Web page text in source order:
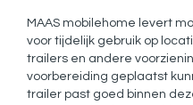
MAAS mobilehome levert
voor tijdelijk gebruik op
trailers en andere
voorbereiding geplaatst
trailer past goed binnen